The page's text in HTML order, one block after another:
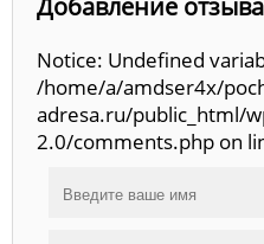
Notice: Undefined
/home/a/amdser4x/
adresa.ru/public_html/
2.0/comments.php on